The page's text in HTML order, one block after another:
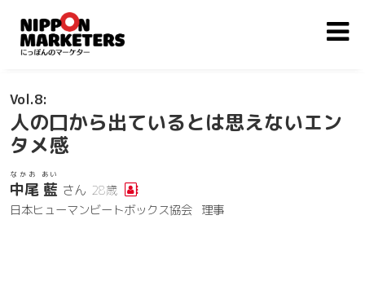
8
人の口から出ているとは思えないエン
タメ感
中尾 藍
なかお あい
さん 28歳
日本ヒューマンビートボックス協会 理事